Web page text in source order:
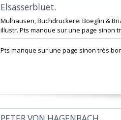
‎Elsasserbluet. ‎
‎Mulhausen, Buchdruckerei Boeglin &
illustr. Pts manque sur une page sinon
‎Pts manque sur une page sinon très